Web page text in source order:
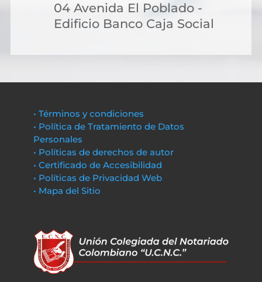
04 Avenida El Poblado -
Edificio Banco Caja Social
• Términos y condiciones
• Política de Tratamiento de Datos
Personales
• Políticas de derechos de autor
• Certificado de Accesibilidad
• Políticas de Privacidad Web
• Mapa del Sitio